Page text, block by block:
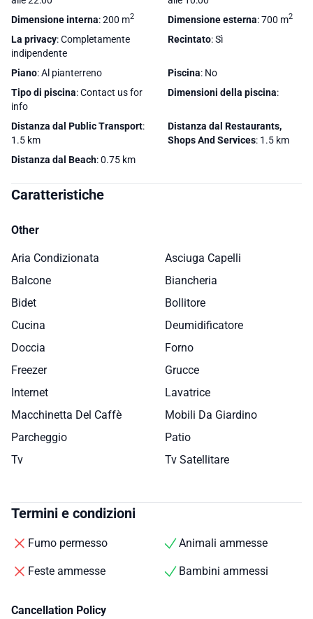
Dimensione interna: 200 m2 Dimensione esterna: 700 m2
La privacy: Completamente
indipendente
Recintato: Sì
Piano: Al pianterreno Piscina: No
Tipo di piscina: Contact us for
info
Dimensioni della piscina:
Distanza dal Public Transport:
1.5 km
Distanza dal Restaurants,
Shops And Services: 1.5 km
Distanza dal Beach: 0.75 km
Caratteristiche
Other
Aria Condizionata
Asciuga Capelli
Balcone
Biancheria
Bidet
Bollitore
Cucina
Deumidificatore
Doccia
Forno
Freezer
Grucce
Internet
Lavatrice
Macchinetta Del Caffè
Mobili Da Giardino
Parcheggio
Patio
Tv
Tv Satellitare
Termini e condizioni
Fumo permesso Animali ammesse
Feste ammesse Bambini ammessi
Cancellation Policy